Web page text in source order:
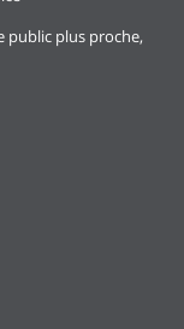
public plus proche,